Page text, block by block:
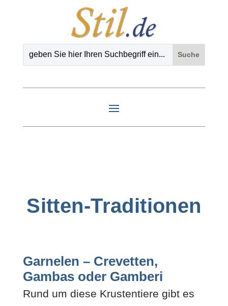
Sitten-Traditionen
Garnelen – Crevetten,
Gambas oder Gamberi
Rund um diese Krustentiere gibt es